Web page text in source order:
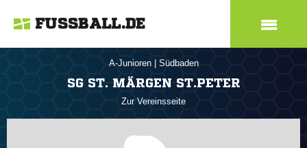
FUSSBALL.DE
A-Junioren Südbaden
SG ST. MÄRGEN ST.PETER
Zur Vereinsseite